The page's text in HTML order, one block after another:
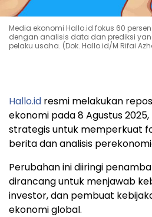
Media ekonomi Hallo.id fokus 60
dengan analisis data dan prediksi
pelaku usaha. (Dok. Hallo.id/M Rifai
Hallo.id resmi melakukan
ekonomi pada 8 Agustus
strategis untuk memperkuat
berita dan analisis
Perubahan ini diiringi
dirancang untuk menjawab
investor, dan pembuat
ekonomi global.